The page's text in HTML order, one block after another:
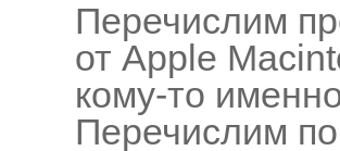
Перечислим
от Apple
кому-то
Перечислим